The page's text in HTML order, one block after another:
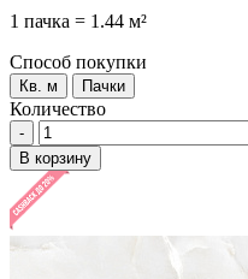
1 пачка = 1.44 м²
Способ покупки
Кв. м Пачки
Количество
-
В корзину